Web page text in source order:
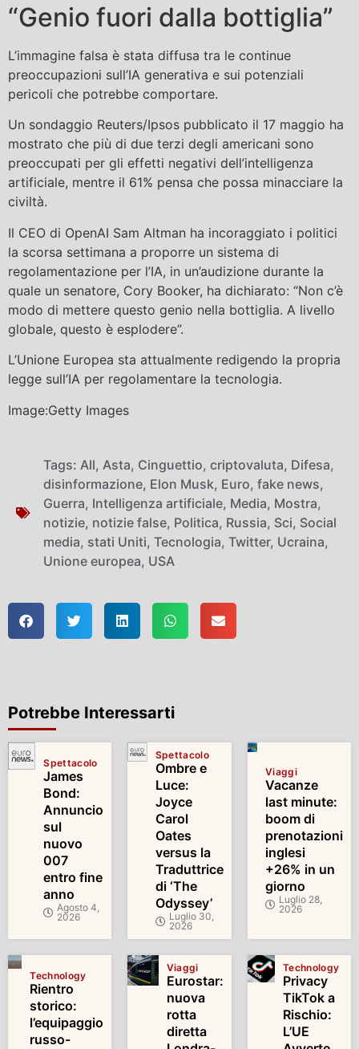
“Genio fuori dalla bottiglia”
L’immagine falsa è stata diffusa tra le continue
preoccupazioni sull’IA generativa e sui potenziali
pericoli che potrebbe comportare.
Un sondaggio Reuters/Ipsos pubblicato il 17 maggio ha
mostrato che più di due terzi degli americani sono
preoccupati per gli effetti negativi dell’intelligenza
artificiale, mentre il 61% pensa che possa minacciare la
civiltà.
Il CEO di OpenAI Sam Altman ha incoraggiato i politici
la scorsa settimana a proporre un sistema di
regolamentazione per l’IA, in un’audizione durante la
quale un senatore, Cory Booker, ha dichiarato: “Non c’è
modo di mettere questo genio nella bottiglia. A livello
globale, questo è esplodere”.
L’Unione Europea sta attualmente redigendo la propria
legge sull’IA per regolamentare la tecnologia.
Image:Getty Images
Tags: All, Asta, Cinguettio, criptovaluta, Difesa,
disinformazione, Elon Musk, Euro, fake news,
Guerra, Intelligenza artificiale, Media, Mostra,
notizie, notizie false, Politica, Russia, Sci, Social
media, stati Uniti, Tecnologia, Twitter, Ucraina,
Unione europea, USA
Potrebbe Interessarti
Spettacolo
James
Bond:
Annuncio
sul
nuovo
007
entro fine
anno
Agosto 4,
2026
Spettacolo
Ombre e
Luce:
Joyce
Carol
Oates
versus la
Traduttrice
di ‘The
Odyssey’
Luglio 30,
2026
Viaggi
Vacanze
last minute:
boom di
prenotazioni
inglesi
+26% in un
giorno
Luglio 28,
2026
Technology
Rientro
storico:
l’equipaggio
russo-
Viaggi
Eurostar:
nuova
rotta
diretta
Technology
Privacy
TikTok a
Rischio:
L’UE